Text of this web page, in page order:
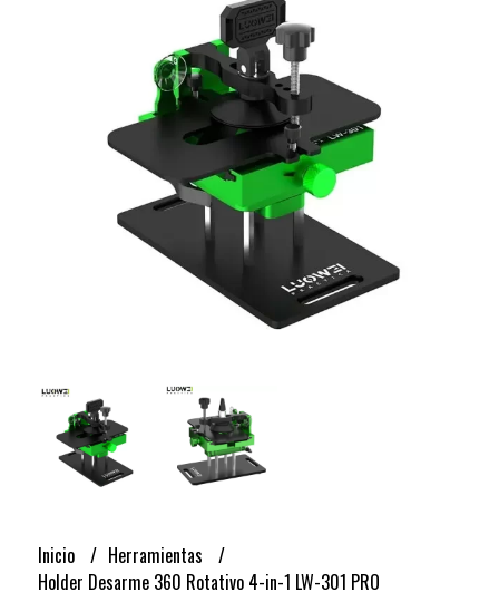
Inicio
Herramientas
Holder Desarme 360 Rotativo 4-in-1 LW-301 PRO